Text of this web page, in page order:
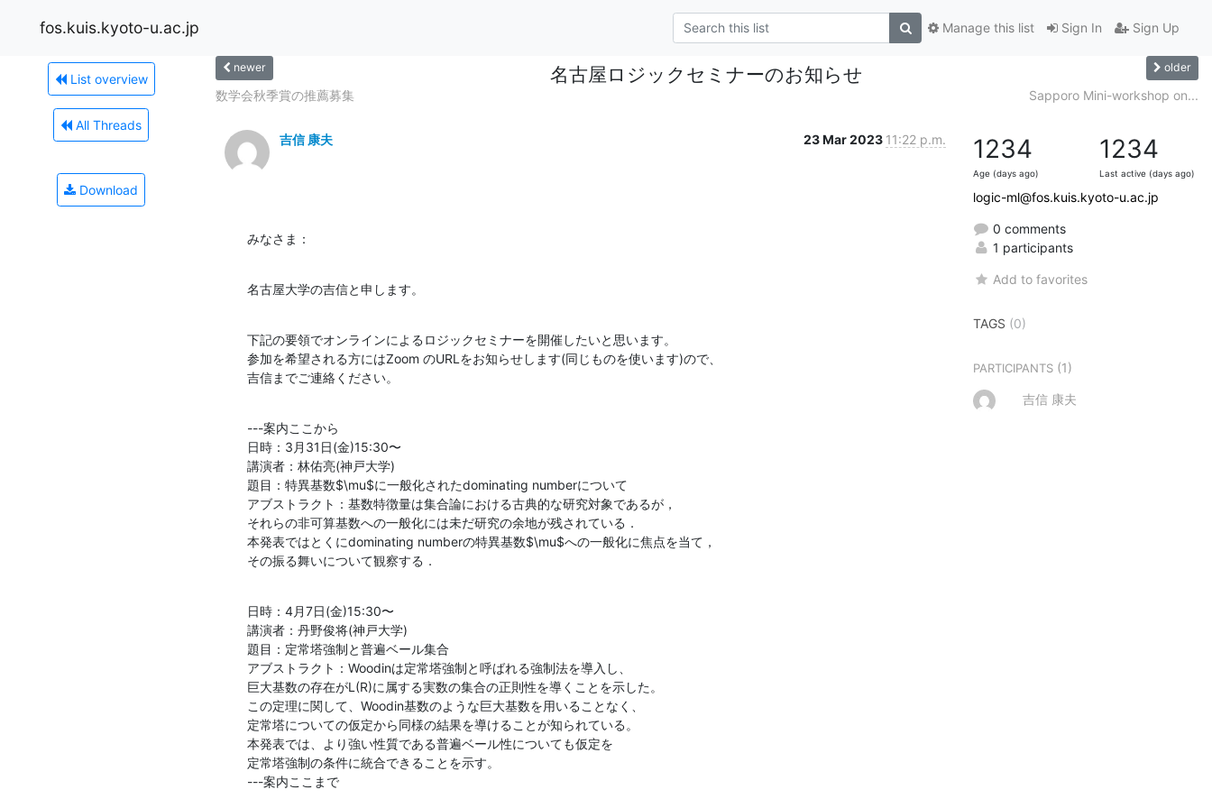
fos.kuis.kyoto-u.ac.jp Sign In Sign Up
Manage this list
List overview
All Threads
Download
newer 名古屋ロジックセミナーのお知らせ older
数学会秋季賞の推薦募集 Sapporo Mini-workshop on...
吉信 康夫 23 Mar 2023 11:22 p.m.
みなさま：
名古屋大学の吉信と申します。
下記の要領でオンラインによるロジックセミナーを開催したいと思います。
参加を希望される方にはZoom のURLをお知らせします(同じものを使います)ので、
吉信までご連絡ください。
---案内ここから
日時：3月31日(金)15:30〜
講演者：林佑亮(神戸大学)
題目：特異基数$\mu$に一般化されたdominating numberについて
アブストラクト：基数特徴量は集合論における古典的な研究対象であるが，
それらの非可算基数への一般化には未だ研究の余地が残されている．
本発表ではとくにdominating numberの特異基数$\mu$への一般化に焦点を当て，
その振る舞いについて観察する．
日時：4月7日(金)15:30〜
講演者：丹野俊将(神戸大学)
題目：定常塔強制と普遍ベール集合
アブストラクト：Woodinは定常塔強制と呼ばれる強制法を導入し、
巨大基数の存在がL(R)に属する実数の集合の正則性を導くことを示した。
この定理に関して、Woodin基数のような巨大基数を用いることなく、
定常塔についての仮定から同様の結果を導けることが知られている。
本発表では、より強い性質である普遍ベール性についても仮定を
定常塔強制の条件に統合できることを示す。
---案内ここまで
1234
Age (days ago)
1234
Last active (days ago)
logic-ml@fos.kuis.kyoto-u.ac.jp
0 comments
1 participants
Add to favorites
TAGS (0)
PARTICIPANTS (1)
吉信 康夫